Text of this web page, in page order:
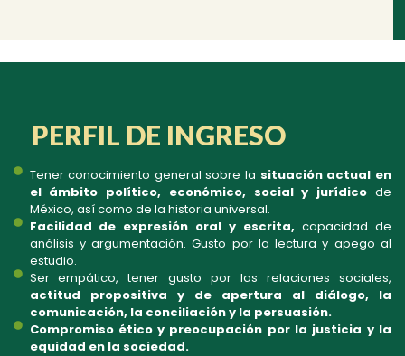
PERFIL DE INGRESO
Tener conocimiento general sobre la situación actual en
el ámbito político, económico, social y jurídico de
México, así como de la historia universal.
Facilidad de expresión oral y escrita, capacidad de
análisis y argumentación. Gusto por la lectura y apego al
estudio.
Ser empático, tener gusto por las relaciones sociales,
actitud propositiva y de apertura al diálogo, la
comunicación, la conciliación y la persuasión.
Compromiso ético y preocupación por la justicia y la
equidad en la sociedad.